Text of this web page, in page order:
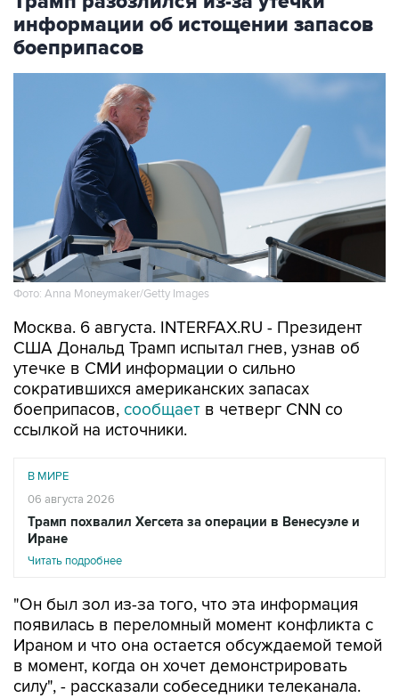
информации об истощении запасов
боеприпасов
Фото: Anna Moneymaker/Getty Images
Москва. 6 августа. INTERFAX.RU - Президент
США Дональд Трамп испытал гнев, узнав об
утечке в СМИ информации о сильно
сократившихся американских запасах
боеприпасов, сообщает в четверг CNN со
ссылкой на источники.
В МИРЕ
06 августа 2026
Трамп похвалил Хегсета за операции в Венесуэле и
Иране
Читать подробнее
"Он был зол из-за того, что эта информация
появилась в переломный момент конфликта с
Ираном и что она остается обсуждаемой темой
в момент, когда он хочет демонстрировать
силу", - рассказали собеседники телеканала.